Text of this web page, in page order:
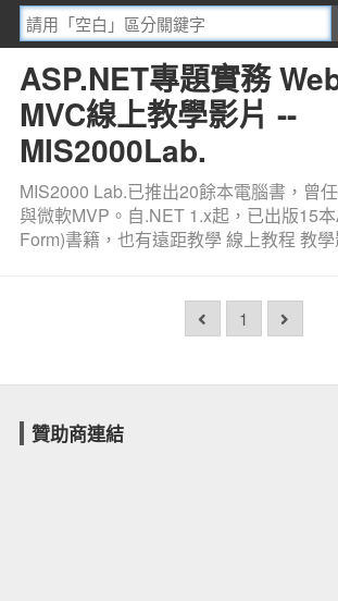
ASP.NET專題實務
MVC線上教學影片 --
MIS2000Lab.
MIS2000 Lab.已推出20餘本電腦書，曾
與微軟MVP。自.NET 1.x起，已出版15
Form)書籍，也有遠距教學 線上教程 教學
1
贊助商連結